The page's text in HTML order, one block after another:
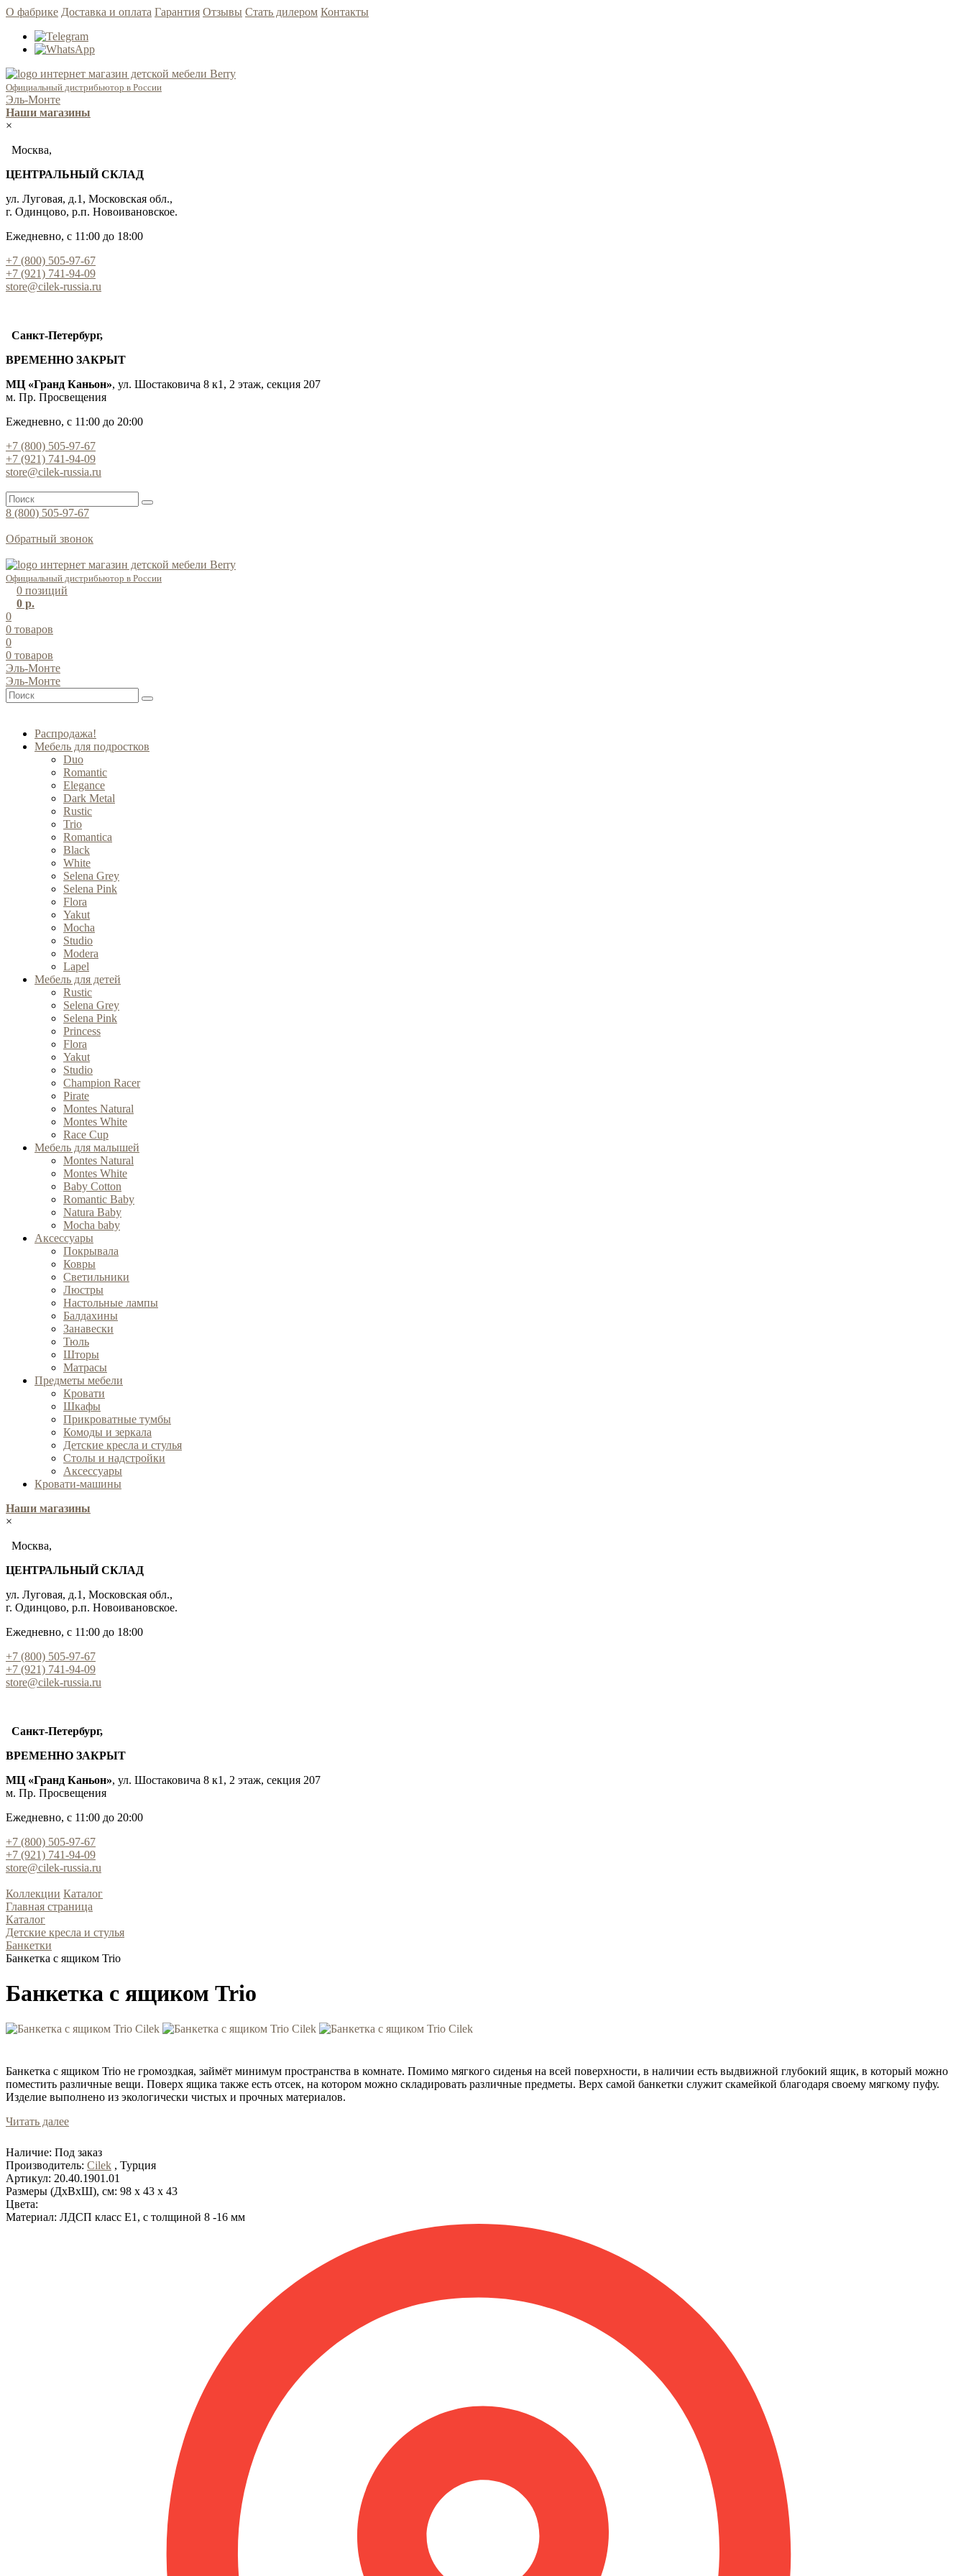
О фабрике Доставка и оплата Гарантия Отзывы Стать дилером Контакты
Официальный дистрибьютор в России
Эль-Монте
Наши магазины
×
Москва,
ЦЕНТРАЛЬНЫЙ СКЛАД
ул. Луговая, д.1, Московская обл.,
г. Одинцово, р.п. Новоивановское.
Ежедневно, с 11:00 до 18:00
+7 (800) 505-97-67
+7 (921) 741-94-09
store@cilek-russia.ru
Санкт-Петербург,
ВРЕМЕННО ЗАКРЫТ
МЦ «Гранд Каньон», ул. Шостаковича 8 к1, 2 этаж, секция 207
м. Пр. Просвещения
Ежедневно, с 11:00 до 20:00
+7 (800) 505-97-67
+7 (921) 741-94-09
store@cilek-russia.ru
8 (800) 505-97-67
Обратный звонок
Официальный дистрибьютор в России
0 позиций
0 р.
0
0 товаров
0
0 товаров
Эль-Монте
Эль-Монте
Распродажа!
Мебель для подростков
Duo
Romantic
Elegance
Dark Metal
Rustic
Trio
Romantica
Black
White
Selena Grey
Selena Pink
Flora
Yakut
Mocha
Studio
Modera
Lapel
Мебель для детей
Rustic
Selena Grey
Selena Pink
Princess
Flora
Yakut
Studio
Champion Racer
Pirate
Montes Natural
Montes White
Race Cup
Мебель для малышей
Montes Natural
Montes White
Baby Cotton
Romantic Baby
Natura Baby
Mocha baby
Аксессуары
Покрывала
Ковры
Cветильники
Люстры
Настольные лампы
Балдахины
Занавески
Тюль
Шторы
Матрасы
Предметы мебели
Кровати
Шкафы
Прикроватные тумбы
Комоды и зеркала
Детские кресла и стулья
Столы и надстройки
Аксессуары
Кровати-машины
Наши магазины
×
Москва,
ЦЕНТРАЛЬНЫЙ СКЛАД
ул. Луговая, д.1, Московская обл.,
г. Одинцово, р.п. Новоивановское.
Ежедневно, с 11:00 до 18:00
+7 (800) 505-97-67
+7 (921) 741-94-09
store@cilek-russia.ru
Санкт-Петербург,
ВРЕМЕННО ЗАКРЫТ
МЦ «Гранд Каньон», ул. Шостаковича 8 к1, 2 этаж, секция 207
м. Пр. Просвещения
Ежедневно, с 11:00 до 20:00
+7 (800) 505-97-67
+7 (921) 741-94-09
store@cilek-russia.ru
Коллекции Каталог
Главная страница
Каталог
Детские кресла и стулья
Банкетки
Банкетка с ящиком Trio
Банкетка с ящиком Trio
Банкетка с ящиком Trio не громоздкая, займёт минимум пространства в комнате. Помимо мягкого сиденья на всей поверхности, в наличии есть выдвижной глубокий ящик, в который можно
поместить различные вещи. Поверх ящика также есть отсек, на котором можно складировать различные предметы. Верх самой банкетки служит скамейкой благодаря своему мягкому пуфу.
Изделие выполнено из экологически чистых и прочных материалов.
Читать далее
Наличие: Под заказ
Производитель: Cilek , Турция
Артикул: 20.40.1901.01
Размеры (ДхВхШ), см: 98 x 43 x 43
Цвета:
Материал: ЛДСП класс Е1, с толщиной 8 -16 мм